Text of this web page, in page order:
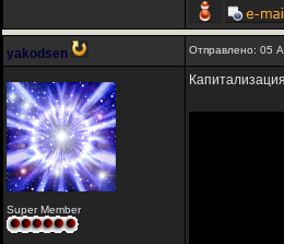
yakodsen Отправлено: 05
Super Member